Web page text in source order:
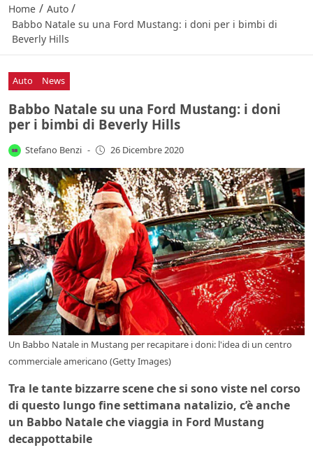
Home / Auto /
Babbo Natale su una Ford Mustang: i doni per i bimbi di
Beverly Hills
Auto News
Babbo Natale su una Ford Mustang: i doni
per i bimbi di Beverly Hills
Stefano Benzi - 26 Dicembre 2020
Un Babbo Natale in Mustang per recapitare i doni: l'idea di un centro
commerciale americano (Getty Images)
Tra le tante bizzarre scene che si sono viste nel corso
di questo lungo fine settimana natalizio, c’è anche
un Babbo Natale che viaggia in Ford Mustang
decappottabile